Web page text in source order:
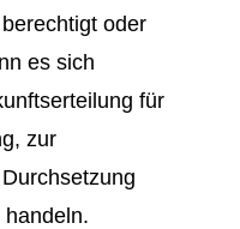
oder
es sich
für
zur